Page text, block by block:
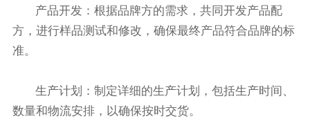
产品开发：根据品牌方的需求，共同开发产品配
方，进行样品测试和修改，确保最终产品符合品牌的标
准。
生产计划：制定详细的生产计划，包括生产时间、
数量和物流安排，以确保按时交货。